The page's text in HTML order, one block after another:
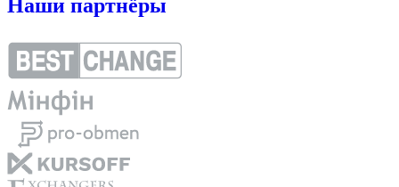
Наши партнёры